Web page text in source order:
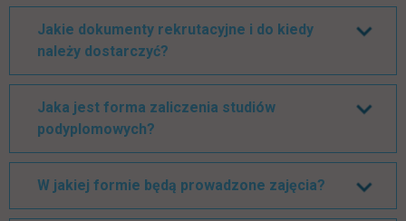
Jakie dokumenty rekrutacyjne i do kiedy
należy dostarczyć?
Jaka jest forma zaliczenia studiów
podyplomowych?
W jakiej formie będą prowadzone zajęcia?